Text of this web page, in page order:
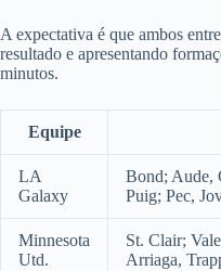
A expectativa é que ambos
resultado e apresentando
minutos.
Equipe
LA
Galaxy
Bond; Aude,
Puig; Pec,
Minnesota
Utd.
St. Clair;
Arriaga,